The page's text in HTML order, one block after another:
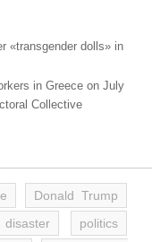
«transgender dolls» in
in Greece on July
Collective
Donald Trump
politics